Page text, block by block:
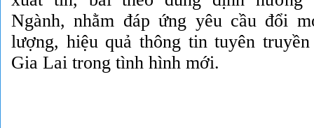
Ngành, nhằm đáp ứng yêu cầu đổi
lượng, hiệu quả thông tin tuyên
Gia Lai trong tình hình mới.